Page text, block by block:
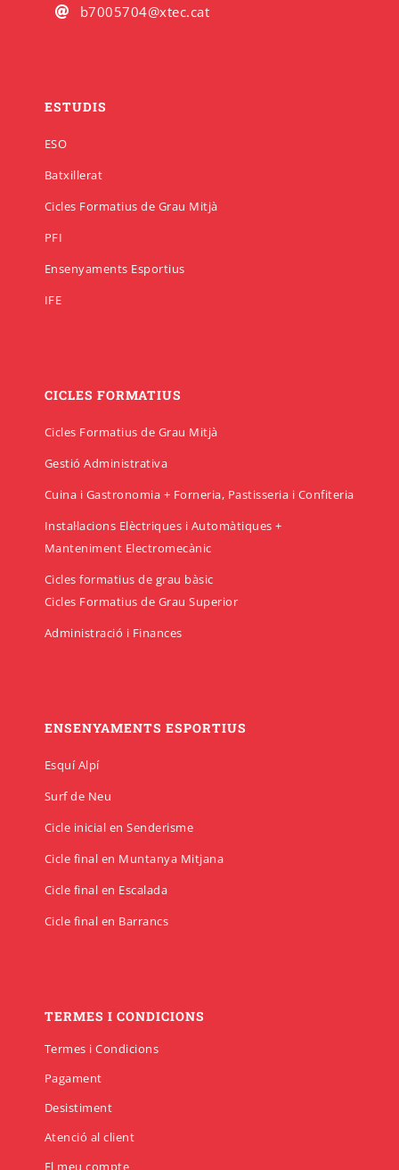
b7005704@xtec.cat
ESTUDIS
ESO
Batxillerat
Cicles Formatius de Grau Mitjà
PFI
Ensenyaments Esportius
IFE
CICLES FORMATIUS
Cicles Formatius de Grau Mitjà
Gestió Administrativa
Cuina i Gastronomia + Forneria, Pastisseria i Confiteria
Instal·lacions Elèctriques i Automàtiques +
Manteniment Electromecànic
Cicles formatius de grau bàsic
Cicles Formatius de Grau Superior
Administració i Finances
ENSENYAMENTS ESPORTIUS
Esquí Alpí
Surf de Neu
Cicle inicial en Senderisme
Cicle final en Muntanya Mitjana
Cicle final en Escalada
Cicle final en Barrancs
TERMES I CONDICIONS
Termes i Condicions
Pagament
Desistiment
Atenció al client
El meu compte